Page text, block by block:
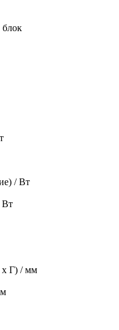
/ Вт
Вт
х Г) / мм